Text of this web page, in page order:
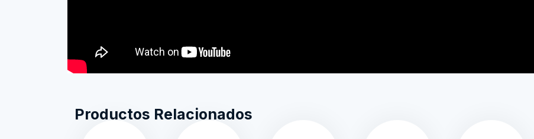
Productos Relacionados